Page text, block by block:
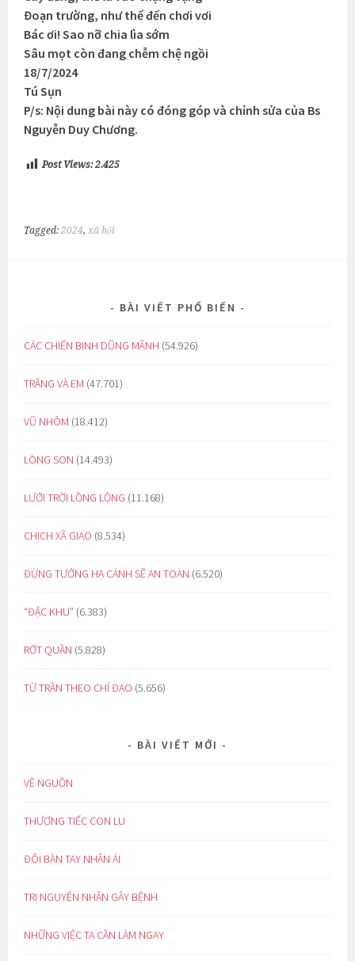
Đoạn trường, như thể đến chơi vơi
Bác ơi! Sao nỡ chia lìa sớm
Sâu mọt còn đang chễm chệ ngồi
18/7/2024
Tú Sụn
P/s: Nội dung bài này có đóng góp và chỉnh sửa của Bs
Nguyễn Duy Chương.
Post Views: 2.425
Tagged:2024,xã hội
BÀI VIẾT PHỔ BIẾN
CÁC CHIẾN BINH DŨNG MÃNH (54.926)
TRĂNG VÀ EM (47.701)
VŨ NHÔM (18.412)
LÒNG SON (14.493)
LƯỚI TRỜI LỒNG LỘNG (11.168)
CHỊCH XÃ GIAO (8.534)
ĐỪNG TƯỞNG HẠ CÁNH SẼ AN TOÀN (6.520)
“ĐẶC KHU” (6.383)
RỚT QUẦN (5.828)
TỪ TRẦN THEO CHỈ ĐẠO (5.656)
BÀI VIẾT MỚI
VỀ NGUỒN
THƯƠNG TIẾC CON LU
ĐÔI BÀN TAY NHÂN ÁI
TRỊ NGUYÊN NHÂN GÂY BỆNH
NHỮNG VIỆC TA CẦN LÀM NGAY